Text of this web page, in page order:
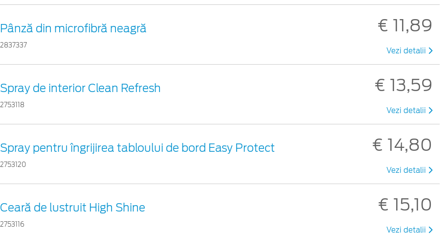
Pânză din microfibră neagră
2837337
€ 11,89
Vezi detalii
Spray de interior Clean Refresh
2753118
€ 13,59
Vezi detalii
Spray pentru îngrijirea tabloului de bord Easy Protect
2753120
€ 14,80
Vezi detalii
Ceară de lustruit High Shine
2753116
€ 15,10
Vezi detalii